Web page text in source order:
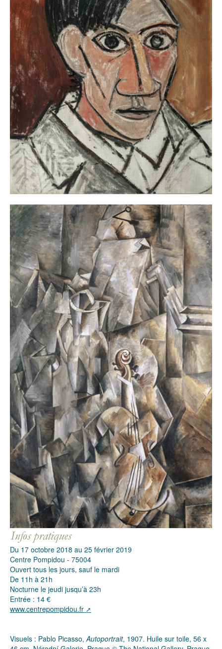
Du 17 octobre 2018 au 25 février 2019
Centre Pompidou - 75004
Ouvert tous les jours, sauf le mardi
De 11h à 21h
Nocturne le jeudi jusqu’à 23h
Entrée : 14 €
www.centrepompidou.fr
Visuels : Pablo Picasso, Autoportrait, 1907. Huile sur toile, 56 x